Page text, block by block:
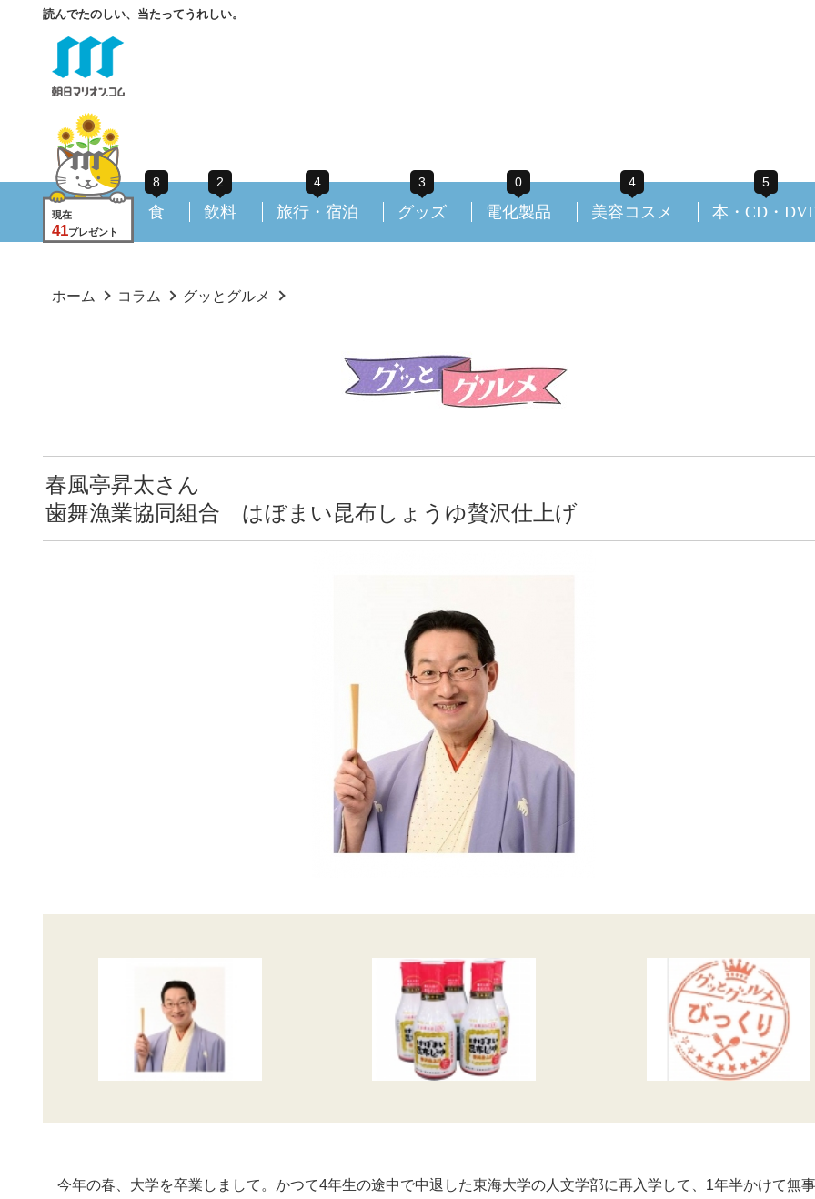
読んでたのしい、当たってうれしい。
現在
41プレゼント
8
食
2
飲料
4
旅行・宿泊
3
グッズ
0
電化製品
4
美容コスメ
5
本・CD・
ホーム コラム グッとグルメ
春風亭昇太さん
歯舞漁業協同組合 はぼまい昆布しょうゆ贅沢仕上げ
今年の春、大学を卒業しまして。かつて4年生の途中で中退した東海大学の人文学部に再入学して、1年半かけて無